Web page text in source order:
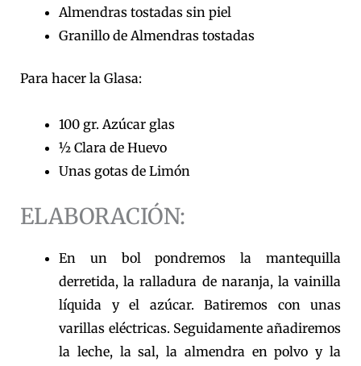
Almendras tostadas sin piel
Granillo de Almendras tostadas
Para hacer la Glasa:
100 gr. Azúcar glas
½ Clara de Huevo
Unas gotas de Limón
ELABORACIÓN:
En un bol pondremos la mantequilla
derretida, la ralladura de naranja, la vainilla
líquida y el azúcar. Batiremos con unas
varillas eléctricas. Seguidamente añadiremos
la leche, la sal, la almendra en polvo y la